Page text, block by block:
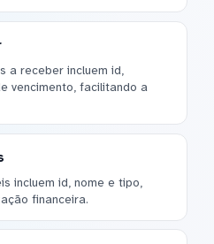
a receber incluem id,
vencimento, facilitando a
incluem id, nome e tipo,
financeira.